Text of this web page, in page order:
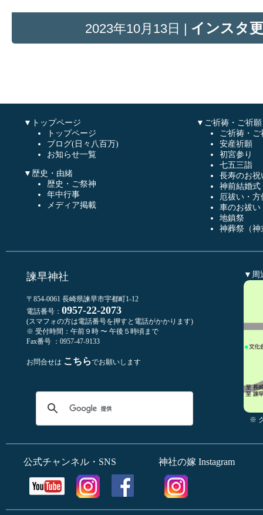
2023年10月13日 | インスタ
▼トップページ
トップページ
ブログ(日々八百万)
お知らせ一覧
▼歴史・由緒
歴史・ご祭神
年中行事
メディア掲載
▼ご祈祷・ご祈願
ご祈祷・ご
安産祈願
初宮参り
七五三詣
長寿のお祝
神前結婚式
厄祓い・方
車のお祓い
地鎮祭
神葬祭（神
諫早神社
〒854-0061 長崎県諫早市宇都町1-12
電話番号： 0957-22-2073
(スマフォの方は電話番号を押すと電話がかかります)
※ 受付時間：午前９時 〜 午後５時頃まで
Fax番号 ：0957-47-9133
お問合せは こちらでお願いします
▼周
※
公式チャンネル・SNS 神社の嫁 Instagram